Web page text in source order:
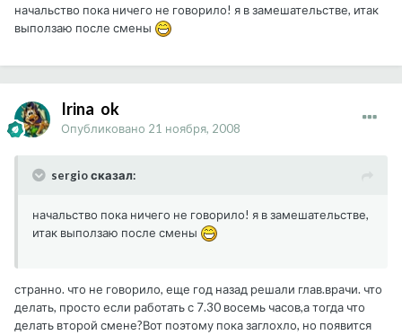
начальство пока ничего не говорило! я в замешательстве, итак
выползаю после смены
Irina_ok
Опубликовано 21 ноября, 2008
sergio сказал:
начальство пока ничего не говорило! я в замешательстве,
итак выползаю после смены
странно. что не говорило, еще год назад решали глав.врачи. что
делать, просто если работать с 7.30 восемь часов,а тогда что
делать второй смене?Вот поэтому пока заглохло, но появится